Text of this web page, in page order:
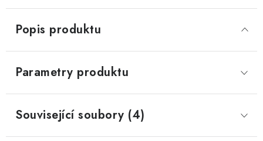
Popis produktu
Parametry produktu
Související soubory (4)